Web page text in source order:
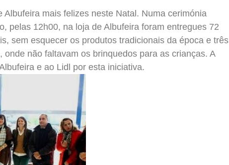
mais felizes neste Natal. Numa cerimónia
pelas 12h00, na loja de Albufeira foram entregues 72
sem esquecer os produtos tradicionais da época e três
não faltavam os brinquedos para as crianças. A
e ao Lidl por esta iniciativa.